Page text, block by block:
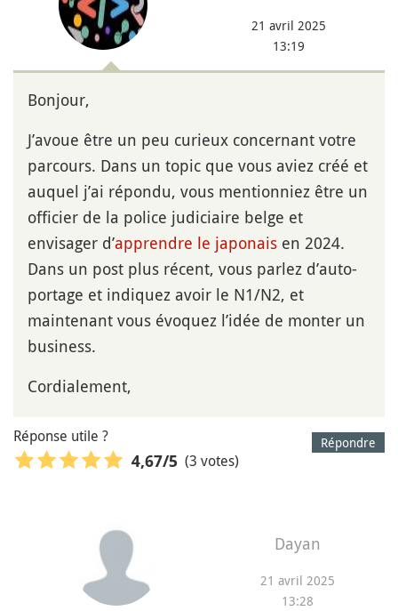
21 avril 2025
13:19
Bonjour,
J’avoue être un peu curieux concernant votre
parcours. Dans un topic que vous aviez créé et
auquel j’ai répondu, vous mentionniez être un
officier de la police judiciaire belge et
envisager d’apprendre le japonais en 2024.
Dans un post plus récent, vous parlez d’auto-
portage et indiquez avoir le N1/N2, et
maintenant vous évoquez l’idée de monter un
business.
Cordialement,
Répondre
Réponse utile ?
4,67/5 (3 votes)
Dayan
21 avril 2025
13:28